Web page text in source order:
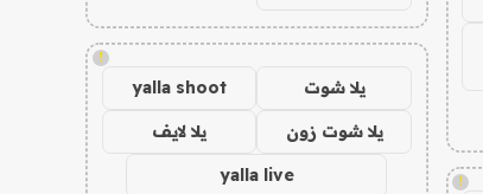
!
!
يلا شوت yalla shoot
يلا شوت زون يلا لايف
yalla live